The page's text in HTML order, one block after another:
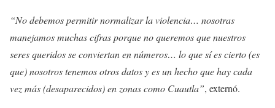
“No debemos permitir normalizar la violencia… nosotras
manejamos muchas cifras porque no queremos que nuestros
seres queridos se conviertan en números… lo que sí es cierto (es
que) nosotros tenemos otros datos y es un hecho que hay cada
vez más (desaparecidos) en zonas como Cuautla”, externó.